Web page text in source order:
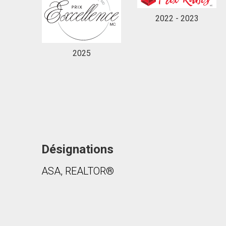
2025
2022 - 2023
Désignations
ASA, REALTOR®